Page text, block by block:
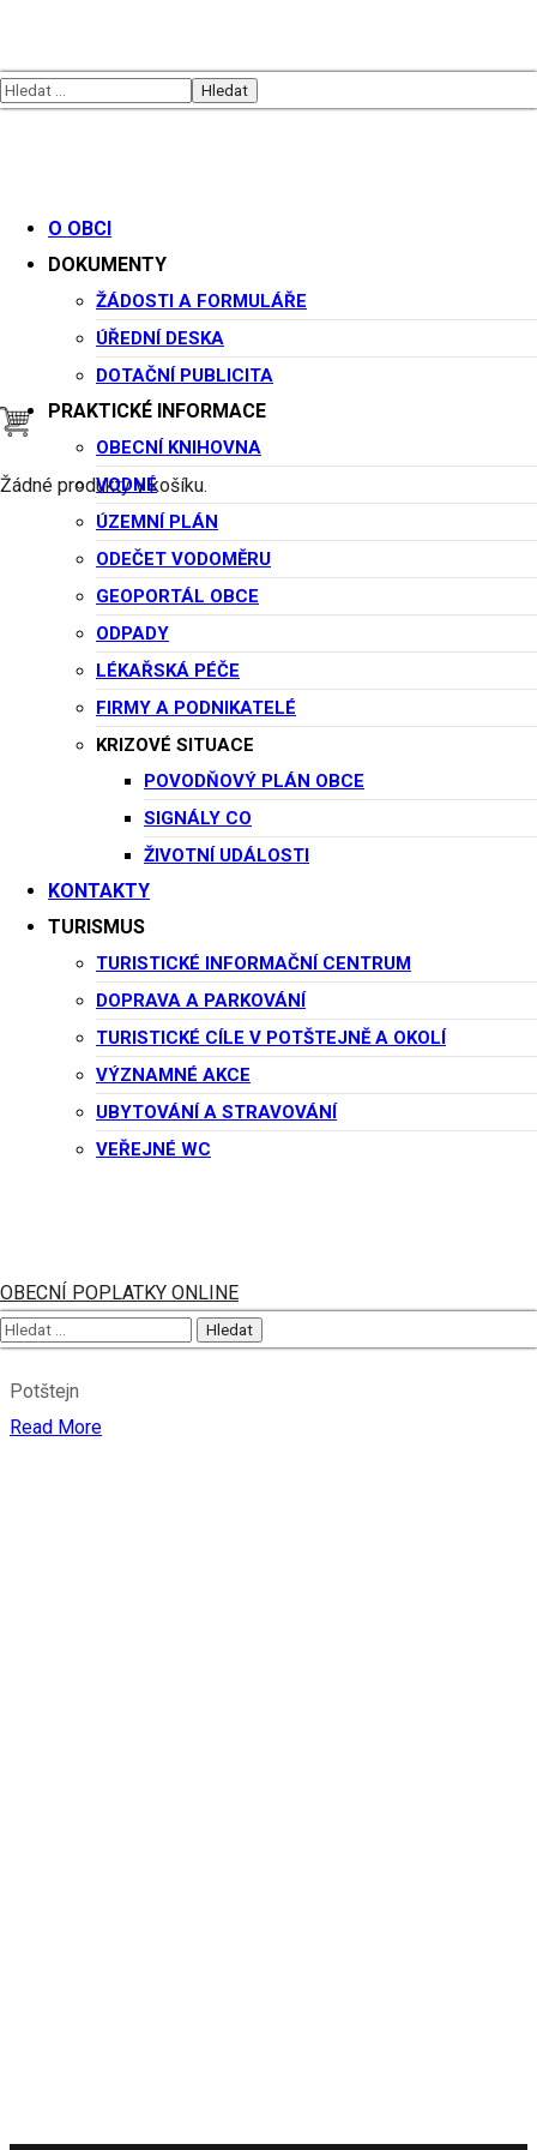
Žádné produkty v košíku.
O OBCI
DOKUMENTY
ŽÁDOSTI A FORMULÁŘE
ÚŘEDNÍ DESKA
DOTAČNÍ PUBLICITA
PRAKTICKÉ INFORMACE
OBECNÍ KNIHOVNA
VODNÉ
ÚZEMNÍ PLÁN
ODEČET VODOMĚRU
GEOPORTÁL OBCE
ODPADY
LÉKAŘSKÁ PÉČE
FIRMY A PODNIKATELÉ
KRIZOVÉ SITUACE
POVODŇOVÝ PLÁN OBCE
SIGNÁLY CO
ŽIVOTNÍ UDÁLOSTI
KONTAKTY
TURISMUS
TURISTICKÉ INFORMAČNÍ CENTRUM
DOPRAVA A PARKOVÁNÍ
TURISTICKÉ CÍLE V POTŠTEJNĚ A OKOLÍ
VÝZNAMNÉ AKCE
UBYTOVÁNÍ A STRAVOVÁNÍ
VEŘEJNÉ WC
OBECNÍ POPLATKY ONLINE
přehlídka
Datum:
Začátek akce v 18:30
12 června, 2026
E-Mail
urad@potstejn.cz
ROCKIN’ RIDERS15. 8. 2026
Další akce
6 listopadu, 2025
Cestovatelská beseda
KANADA
Read More
Výsadba alejí
Potštejn
Read More